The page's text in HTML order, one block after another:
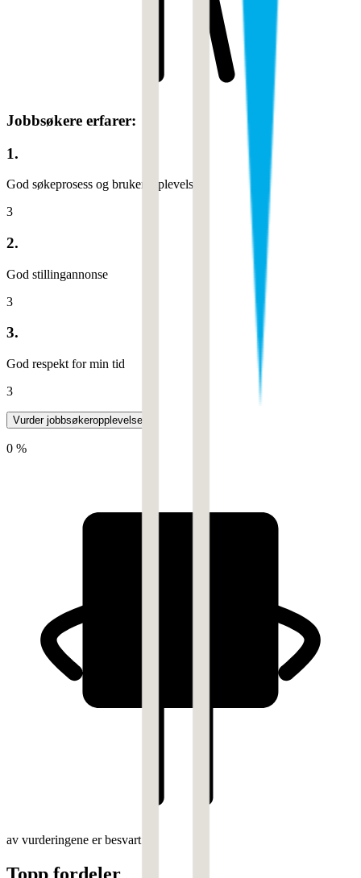
Jobbsøkere erfarer:
1.
God søkeprosess og brukeropplevelse
3
2.
God stillingannonse
3
3.
God respekt for min tid
3
Vurder jobbsøkeropplevelse
0 %
av vurderingene er besvart